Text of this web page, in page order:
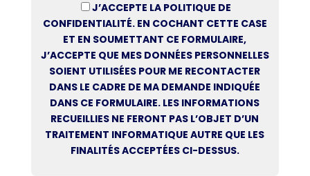
J’ACCEPTE LA POLITIQUE DE
CONFIDENTIALITÉ. EN COCHANT CETTE CASE
ET EN SOUMETTANT CE FORMULAIRE,
J’ACCEPTE QUE MES DONNÉES PERSONNELLES
SOIENT UTILISÉES POUR ME RECONTACTER
DANS LE CADRE DE MA DEMANDE INDIQUÉE
DANS CE FORMULAIRE. LES INFORMATIONS
RECUEILLIES NE FERONT PAS L’OBJET D’UN
TRAITEMENT INFORMATIQUE AUTRE QUE LES
FINALITÉS ACCEPTÉES CI-DESSUS.